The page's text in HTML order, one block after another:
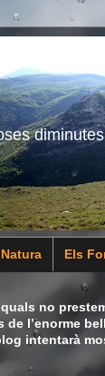
Els
no
l’enorme
intentarà